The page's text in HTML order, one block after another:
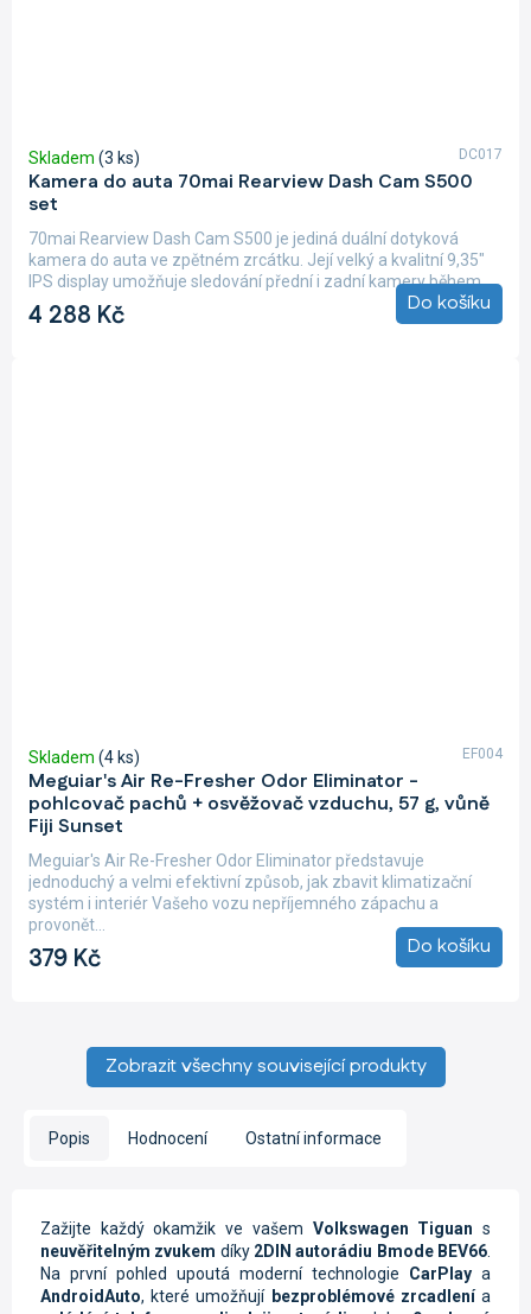
Kamera do auta 70mai Rearview Dash Cam S500
set
Skladem (3 ks)
4 288 Kč Do košíku
70mai Rearview Dash Cam S500 je jediná duální dotyková
kamera do auta ve zpětném zrcátku. Její velký a kvalitní 9,35"
IPS display umožňuje sledování přední i zadní kamery během...
DC017
Meguiar's Air Re-Fresher Odor Eliminator -
pohlcovač pachů + osvěžovač vzduchu, 57 g, vůně
Fiji Sunset
Skladem (4 ks)
379 Kč Do košíku
Meguiar's Air Re-Fresher Odor Eliminator představuje
jednoduchý a velmi efektivní způsob, jak zbavit klimatizační
systém i interiér Vašeho vozu nepříjemného zápachu a
provonět...
EF004
Zobrazit všechny související produkty
Popis Hodnocení Ostatní informace
Zažijte každý okamžik ve vašem Volkswagen Tiguan s
neuvěřitelným zvukem díky 2DIN autorádiu Bmode BEV66
Na první pohled upoutá moderní technologie CarPlay a
AndroidAuto, které umožňují bezproblémové zrcadlenía